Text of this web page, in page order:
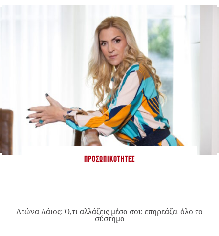
ΠΡΟΣΩΠΙΚΌΤΗΤΕΣ
Λεώνα Λάιος: Ό,τι αλλάζεις μέσα σου επηρεάζει όλο το
σύστημα